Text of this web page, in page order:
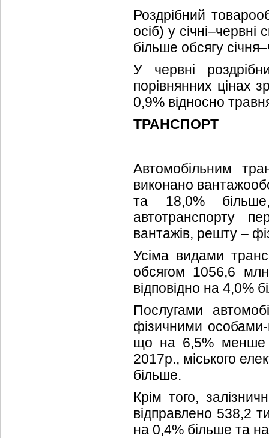
Роздрібний
осіб) у
більше обсягу
У червні
порівнянних цінах
0,9% відносно
ТРАНСПОРТ
Автомобільним
виконано
та 18,0%
автотранспорту
вантажів, решту –
Усіма видами
обсягом 1056,6
відповідно на 4,0%
Послугами
фізичними
що на 6,5% менше
2017р., міського
більше.
Крім того,
відправлено 538,2
на 0,4% більше та